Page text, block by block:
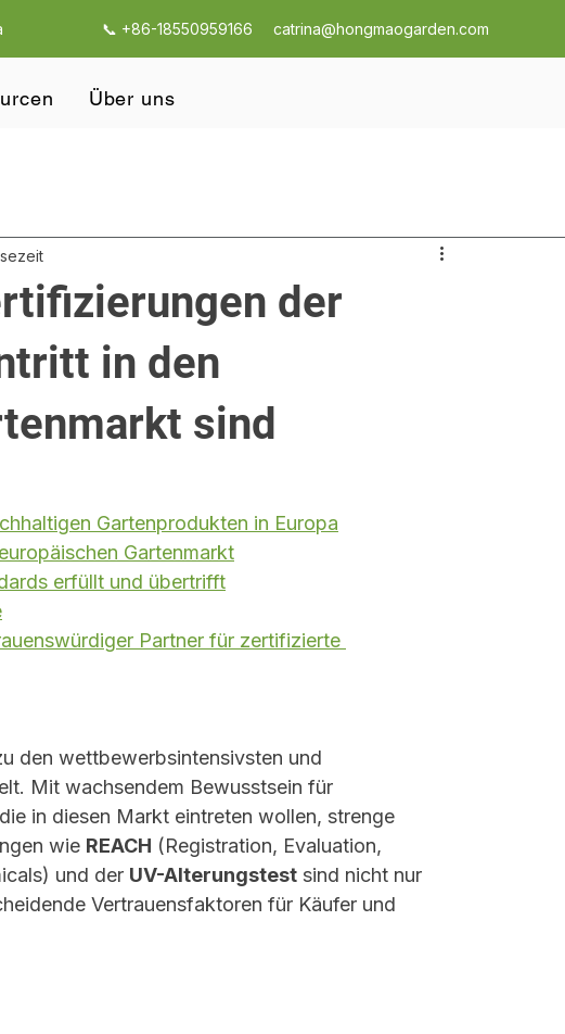
📞 +86-18550959166 catrina@hongmaogarden.com
Über uns
der
in den
sind
Gartenprodukten in Europa
Gartenmarkt
erfüllt und übertrifft
Partner für zertifizierte
den wettbewerbsintensivsten und
Mit wachsendem Bewusstsein für
in diesen Markt eintreten wollen, strenge
wie REACH (Registration, Evaluation,
und der UV-Alterungstest sind nicht nur
Vertrauensfaktoren für Käufer und